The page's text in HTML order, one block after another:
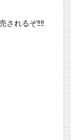
されるぞ‼︎‼︎